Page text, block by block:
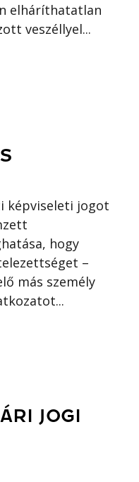
elháríthatatlan
veszéllyel...
képviseleti jogot
hogy
–
más személy
JOGI